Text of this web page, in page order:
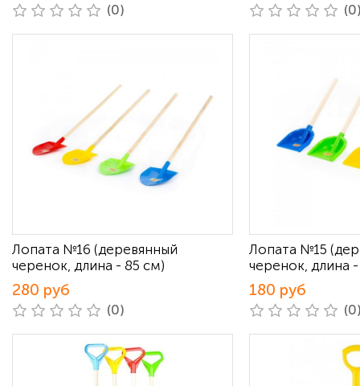
(0)
Лопата №16 (деревянный
черенок, длина - 85 см)
280 руб
(0)
Лопата №15
черенок, длина
180 руб